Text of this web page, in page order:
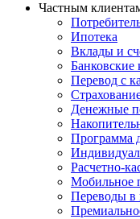
Частным
Ипотека
Вклады и
Банковские
Перевод с
Денежные
Программа
Расчетно-
Мобильное
Переводы в